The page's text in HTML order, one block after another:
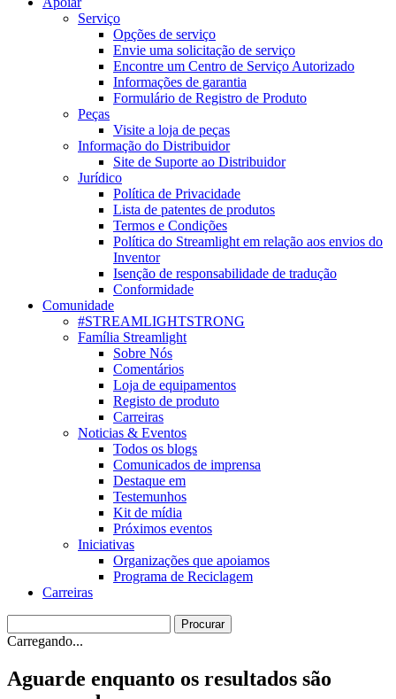
Serviço
Opções de serviço
Envie uma solicitação de serviço
Encontre um Centro de Serviço Autorizado
Informações de garantia
Formulário de Registro de Produto
Peças
Visite a loja de peças
Informação do Distribuidor
Site de Suporte ao Distribuidor
Jurídico
Política de Privacidade
Lista de patentes de produtos
Termos e Condições
Política do Streamlight em relação aos envios do
Inventor
Isenção de responsabilidade de tradução
Conformidade
Comunidade
#STREAMLIGHTSTRONG
Família Streamlight
Sobre Nós
Comentários
Loja de equipamentos
Registo de produto
Carreiras
Noticias & Eventos
Todos os blogs
Comunicados de imprensa
Destaque em
Testemunhos
Kit de mídia
Próximos eventos
Iniciativas
Organizações que apoiamos
Programa de Reciclagem
Carreiras
Carregando...
Aguarde enquanto os resultados são